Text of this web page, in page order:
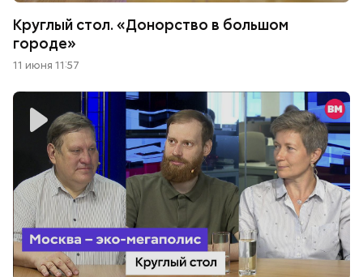
Круглый стол. «Донорство в большом
городе»
11 июня 11:57